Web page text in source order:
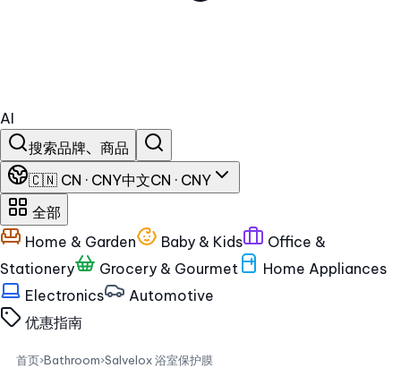
AI
搜索品牌、商品
🇨🇳 CN · CNY中文CN · CNY
全部
Home & Garden
Baby & Kids
Office &
Stationery
Grocery & Gourmet
Home Appliances
Electronics
Automotive
优惠指南
首页›Bathroom›Salvelox 浴室保护膜